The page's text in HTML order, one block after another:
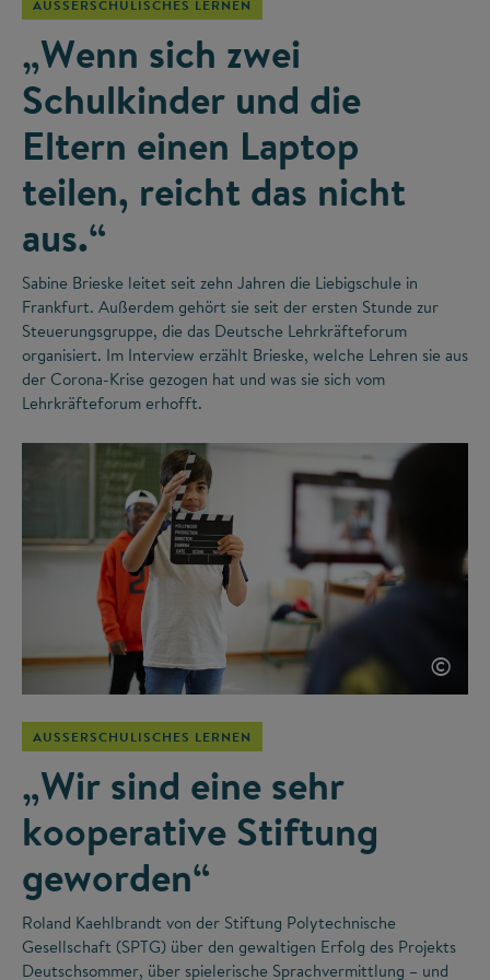
AUSSERSCHULISCHES LERNEN
„Wenn sich zwei
Schulkinder und die
Eltern einen Laptop
teilen, reicht das nicht
aus.“
Sabine Brieske leitet seit zehn Jahren die Liebigschule in
Frankfurt. Außerdem gehört sie seit der ersten Stunde zur
Steuerungsgruppe, die das Deutsche Lehrkräfteforum
organisiert. Im Interview erzählt Brieske, welche Lehren sie aus
der Corona-Krise gezogen hat und was sie sich vom
Lehrkräfteforum erhofft.
©
AUSSERSCHULISCHES LERNEN
„Wir sind eine sehr
kooperative Stiftung
geworden“
Roland Kaehlbrandt von der Stiftung Polytechnische
Gesellschaft (SPTG) über den gewaltigen Erfolg des Projekts
Deutschsommer, über spielerische Sprachvermittlung – und